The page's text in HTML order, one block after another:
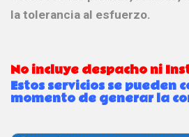
la tolerancia al esfuerzo.
No incluye despacho ni
Estos servicios se pueden
momento de generar la